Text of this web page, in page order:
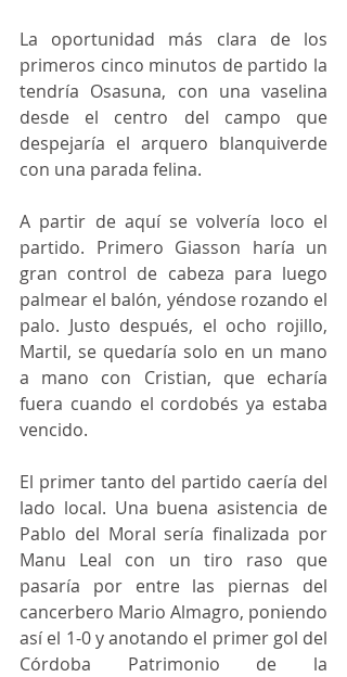
La oportunidad más clara de los
primeros cinco minutos de partido la
tendría Osasuna, con una vaselina
desde el centro del campo que
despejaría el arquero blanquiverde
con una parada felina.
A partir de aquí se volvería loco el
partido. Primero Giasson haría un
gran control de cabeza para luego
palmear el balón, yéndose rozando el
palo. Justo después, el ocho rojillo,
Martil, se quedaría solo en un mano
a mano con Cristian, que echaría
fuera cuando el cordobés ya estaba
vencido.
El primer tanto del partido caería del
lado local. Una buena asistencia de
Pablo del Moral sería finalizada por
Manu Leal con un tiro raso que
pasaría por entre las piernas del
cancerbero Mario Almagro, poniendo
así el 1-0 y anotando el primer gol del
Córdoba Patrimonio de la